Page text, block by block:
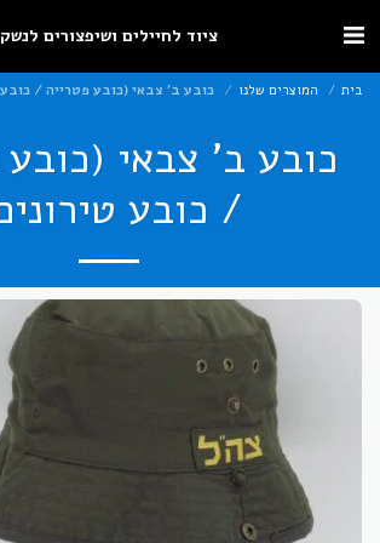
ציוד לחיילים ושיפצורים לנשק
בית המוצרים שלנו כובע ב' צבאי (כובע פטרייה / כובע
כובע ב' צבאי (כובע
/ כובע